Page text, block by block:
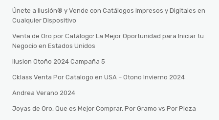
Únete a Ilusión® y Vende con Catálogos Impresos y Digitales en
Cualquier Dispositivo
Venta de Oro por Catálogo: La Mejor Oportunidad para Iniciar tu
Negocio en Estados Unidos
Ilusion Otoño 2024 Campaña 5
Cklass Venta Por Catalogo en USA – Otono Invierno 2024
Andrea Verano 2024
Joyas de Oro, Que es Mejor Comprar, Por Gramo vs Por Pieza